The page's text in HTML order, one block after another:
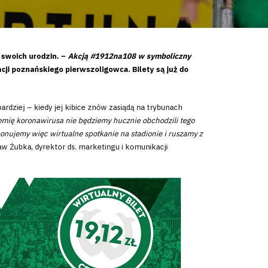
urodzin. – Akcją #1912na108 w symboliczny
poznańskiego pierwszoligowca. Bilety są już do
– kiedy jej kibice znów zasiądą na trybunach
koronawirusa nie będziemy hucznie obchodzili tego
więc wirtualne spotkanie na stadionie i ruszamy z
Żubka, dyrektor ds. marketingu i komunikacji